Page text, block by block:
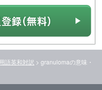
語英和対訳 > granulomaの意味・